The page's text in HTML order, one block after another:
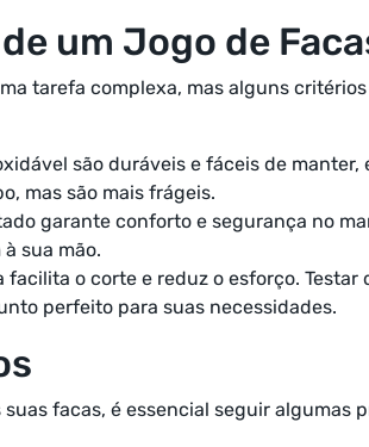
um Jogo de
tarefa complexa, mas alguns
são duráveis e fáceis de
mas são mais frágeis.
garante conforto e segurança no
sua mão.
facilita o corte e reduz o esforço. Testar
perfeito para suas necessidades.
facas, é essencial seguir algumas